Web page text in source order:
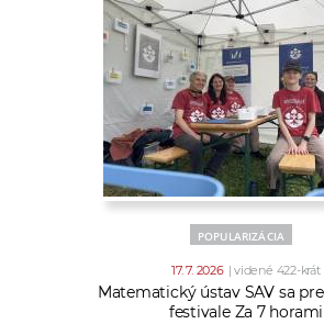
POPULARIZÁCIA
17. 7. 2026 | videné 422-krát
Matematický ústav SAV sa
festivale Za 7 horami